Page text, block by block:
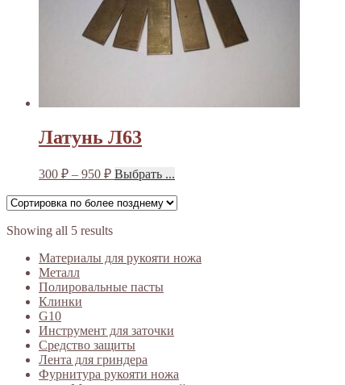
Латунь Л63
300 ₽ – 950 ₽ Выбрать ...
Showing all 5 results
Материалы для рукояти ножа
Металл
Полировальные пасты
Клинки
G10
Инструмент для заточки
Средство защиты
Лента для гриндера
Фурнитура рукояти ножа